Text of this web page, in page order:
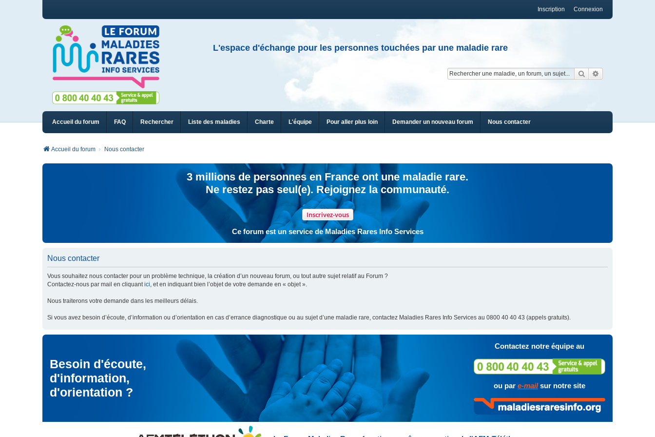
Connexion
Inscription
L'espace d'échange pour les personnes touchées par une maladie rare
Rechercher
Accueil du forum FAQ Rechercher Liste des maladies Charte L'équipe Pour aller plus loin Demander un nouveau forum Nous contacter
Accueil du forum Nous contacter
3 millions de personnes en France ont une maladie rare.
Ne restez pas seul(e). Rejoignez la communauté.
Inscrivez-vous
Ce forum est un service de Maladies Rares Info Services
Nous contacter
Vous souhaitez nous contacter pour un problème technique, la création d’un nouveau forum, ou tout autre sujet relatif au Forum ?
Contactez-nous par mail en cliquantici, et en indiquant bien l’objet de votre demande en « objet ».
Nous traiterons votre demande dans les meilleurs délais.
Si vous avez besoin d’écoute, d’information ou d’orientation en cas d’errance diagnostique ou au sujet d’une maladie rare, contactez Maladies Rares Info Services au 0800 40 40 43 (appels gratuits).
Besoin d'écoute,
d'information,
d'orientation ?
Contactez notre équipe au
ou par e-mailsur notre site